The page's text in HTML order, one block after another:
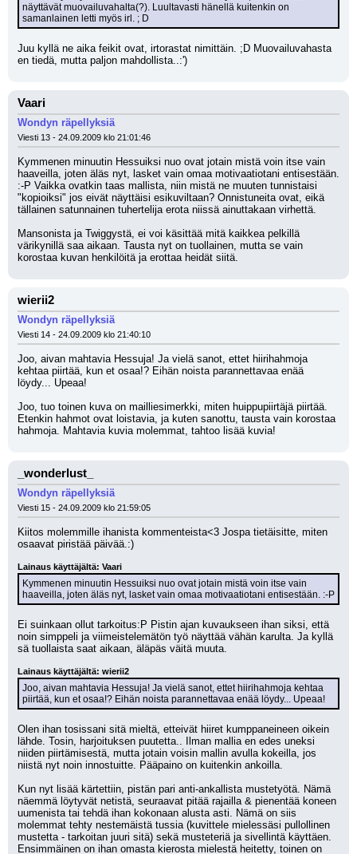
näyttävät muovailuvahalta(?). Luultavasti hänellä kuitenkin on
samanlainen letti myös irl. ; D
Juu kyllä ne aika feikit ovat, irtorastat nimittäin. ;D Muovailuvahasta
en tiedä, mutta paljon mahdollista..:')
Vaari
Wondyn räpellyksiä
Viesti 13 - 24.09.2009 klo 21:01:46
Kymmenen minuutin Hessuiksi nuo ovat jotain mistä voin itse vain
haaveilla, joten äläs nyt, lasket vain omaa motivaatiotani entisestään.
:-P Vaikka ovatkin taas mallista, niin mistä ne muuten tunnistaisi
"kopioiksi" jos eivät näyttäisi esikuviltaan? Onnistuneita ovat, eikä
tällainen satunnainen tuhertelija erota niissä ainuttakaan virhettä.
Mansonista ja Twiggystä, ei voi käsittää mitä kaikkea pelkillä
värikynillä saa aikaan. Tausta nyt on tuollainen, mutta se vain
korostaa kuvan henkilöitä ja erottaa heidät siitä.
wierii2
Wondyn räpellyksiä
Viesti 14 - 24.09.2009 klo 21:40:10
Joo, aivan mahtavia Hessuja! Ja vielä sanot, ettet hiirihahmoja
kehtaa piirtää, kun et osaa!? Eihän noista parannettavaa enää
löydy... Upeaa!
Joo, tuo toinen kuva on mailliesimerkki, miten huippupiirtäjä piirtää.
Etenkin hahmot ovat loistavia, ja kuten sanottu, tausta vain korostaa
hahmoja. Mahtavia kuvia molemmat, tahtoo lisää kuvia!
_wonderlust_
Wondyn räpellyksiä
Viesti 15 - 24.09.2009 klo 21:59:05
Kiitos molemmille ihanista kommenteista<3 Jospa tietäisitte, miten
osaavat piristää päivää.:)
Lainaus käyttäjältä: Vaari
Kymmenen minuutin Hessuiksi nuo ovat jotain mistä voin itse vain
haaveilla, joten äläs nyt, lasket vain omaa motivaatiotani entisestään. :-P
Ei suinkaan ollut tarkoitus:P Pistin ajan kuvaukseen ihan siksi, että
noin simppeli ja viimeistelemätön työ näyttää vähän karulta. Ja kyllä
sä tuollaista saat aikaan, äläpäs väitä muuta.
Lainaus käyttäjältä: wierii2
Joo, aivan mahtavia Hessuja! Ja vielä sanot, ettet hiirihahmoja kehtaa
piirtää, kun et osaa!? Eihän noista parannettavaa enää löydy... Upeaa!
Olen ihan tosissani sitä mieltä, etteivät hiiret kumppaneineen oikein
lähde. Tosin, harjoituksen puutetta.. Ilman mallia en edes uneksi
niiden piirtämisestä, mutta jotain voisin mallin avulla kokeilla, jos
niistä nyt noin innostuitte. Pääpaino on kuitenkin ankoilla.
Kun nyt lisää kärtettiin, pistän pari anti-ankallista mustetyötä. Nämä
näemmä löytyvät netistä, seuraavat pitää rajailla & pienentää koneen
uumenista tai tehdä ihan kokonaan alusta asti. Nämä on siis
molemmat tehty nestemäistä tussia (kuvittele mielessäsi pullollinen
mustetta - tarkoitan juuri sitä) sekä musteteriä ja sivellintä käyttäen.
Ensimmäinen on ihan omasta kierosta mielestä heitetty, toinen on